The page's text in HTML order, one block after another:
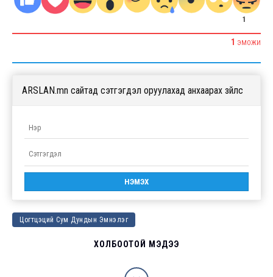
1
1 ЭМОЖИ
ARSLAN.mn сайтад сэтгэгдэл оруулахад анхаарах зүйлс
Цогтцэций Сум Дундын Эмнэлэг
ХОЛБООТОЙ МЭДЭЭ